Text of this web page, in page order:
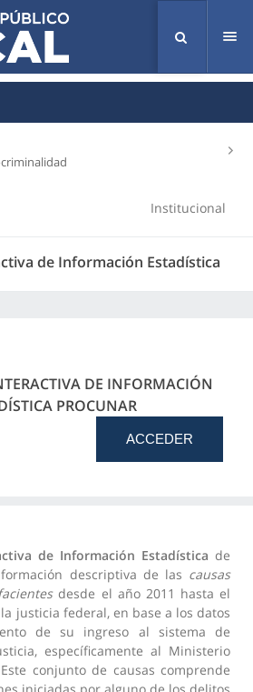
Institucional
de Información Estadística
DE INFORMACIÓN
PROCUNAR
ACCEDER
de Información Estadística de
descriptiva de las causas
desde el año 2011 hasta el
justicia federal, en base a los datos
de su ingreso al sistema de
específicamente al Ministerio
conjunto de causas comprende